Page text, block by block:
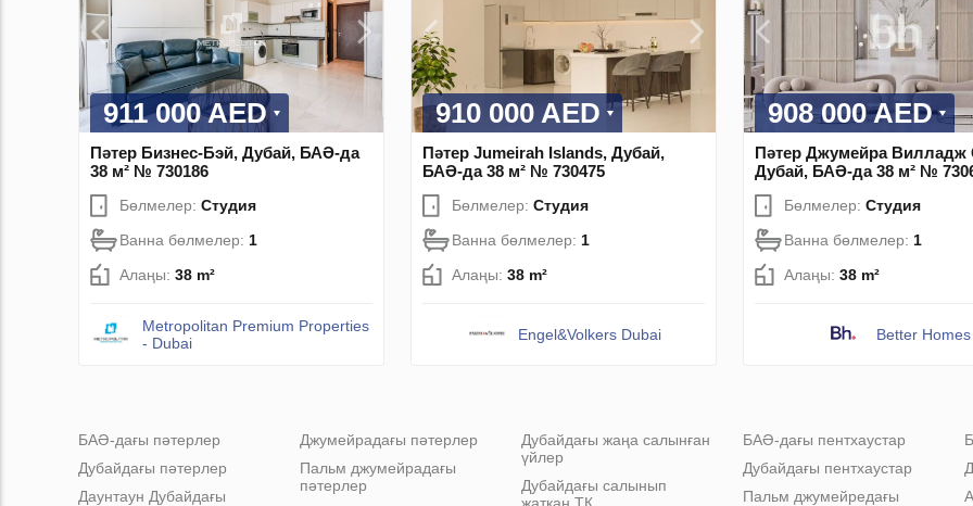
911 000 AED
Пәтер Бизнес-Бэй, Дубай, БАӘ-да
38 м² № 730186
Бөлмелер: Студия
Ванна бөлмелер: 1
Алаңы: 38 m²
Metropolitan Premium Properties
- Dubai
910 000 AED
Пәтер Jumeirah Islands, Дубай,
БАӘ-да 38 м² № 730475
Бөлмелер: Студия
Ванна бөлмелер: 1
Алаңы: 38 m²
Engel&Volkers Dubai
908 000 AED
Пәтер Джумейра Вилладж
Дубай, БАӘ-да 38 м² №
Бөлмелер: Студия
Ванна бөлмелер: 1
Алаңы: 38 m²
Better Homes
БАӘ-дағы пәтерлер
Дубайдағы пәтерлер
Даунтаун Дубайдағы
Джумейрадағы пәтерлер
Пальм джумейрадағы
пәтерлер
Дубайдағы жаңа салынған
үйлер
Дубайдағы салынып
жатқан ТК
БАӘ-дағы пентхаустар
Дубайдағы пентхаустар
Пальм джумейредағы